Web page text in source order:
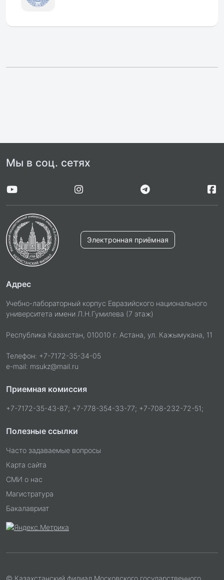
Мы в соц. сетях
Электронная приёмная
Адрес
Учебно-лабораторный корпус Евразийского национального
университета имени Л.Н.Гумилева (7 этаж)
Республика Казахстан, 010010 г. Астана, ул. Кажымукана, 11
Телефон: +7-7172-35-34-05
e-mail: msukz@mail.ru
Приемная комиссия
+7-7172-35-43-87; +7-778-354-33-77; +7-708-232-72-51;
Полезные ссылки
Часто задаваемые вопросы
Карта сайта
СМИ о нас
Магистратура
Бакалавриат